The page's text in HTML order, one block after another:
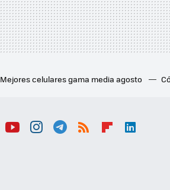
Mejores celulares gama media agosto